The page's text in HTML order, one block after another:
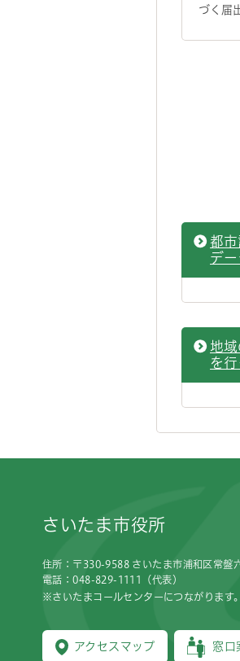
づく届
都市
デ
地
を
さいたま市役所
住所：〒330-9588 さいたま市浦和区常盤
電話：048-829-1111（代表）
※さいたまコールセンターにつながります。
アクセスマップ 窓口